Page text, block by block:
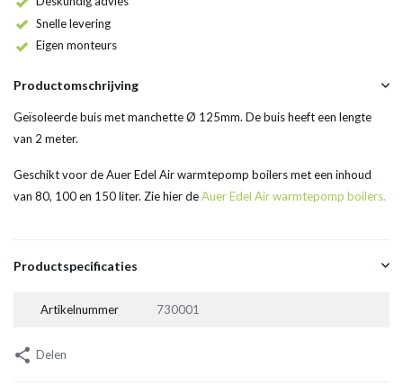
Snelle levering
Eigen monteurs
Productomschrijving
Geïsoleerde buis met manchette Ø 125mm. De buis heeft een lengte
van 2 meter.
Geschikt voor de Auer Edel Air warmtepomp boilers met een inhoud
van 80, 100 en 150 liter. Zie hier deAuer Edel Air warmtepomp boilers.
Productspecificaties
Artikelnummer 730001
Delen